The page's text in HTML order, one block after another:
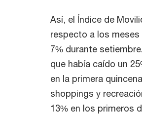
Así, el Índice de
respecto a los
7% durante
que había caído un
en la primera
shoppings y
13% en los primeros